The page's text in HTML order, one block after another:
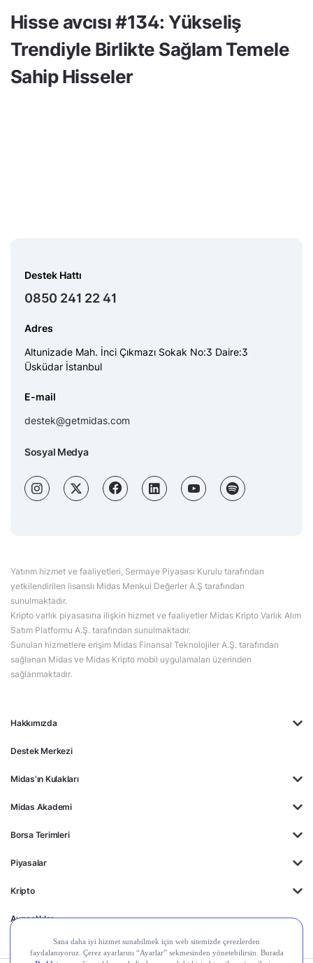
Hisse avcısı #134: Yükseliş
Trendiyle Birlikte Sağlam Temele
Sahip Hisseler
Hakkımızda
Destek Merkezi
Midas'ın Kulakları
Midas Akademi
Borsa Terimleri
Piyasalar
Kripto
Ayrıcalıklar
Destek Hattı
0850 241 22 41
Adres
Altunizade Mah. İnci Çıkmazı Sokak No:3 Daire:3
Üsküdar İstanbul
E-mail
destek@getmidas.com
Sosyal Medya
Yatırım hizmet ve faaliyetleri, Sermaye Piyasası Kurulu tarafından
yetkilendirilen lisanslı Midas Menkul Değerler A.Ş tarafından
sunulmaktadır.
Kripto varlık piyasasına ilişkin hizmet ve faaliyetler Midas Kripto Varlık Alım
Satım Platformu A.Ş. tarafından sunulmaktadır.
Sunulan hizmetlere erişim Midas Finansal Teknolojiler A.Ş. tarafından
sağlanan Midas ve Midas Kripto mobil uygulamaları üzerinden
sağlanmaktadır.